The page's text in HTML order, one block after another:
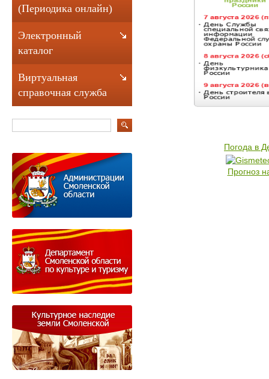
Погода в
Прогноз
(Периодика онлайн)
Электронный
каталог
Виртуальная
справочная служба